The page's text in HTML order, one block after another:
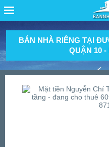
BÁN NHÀ RIÊNG TẠI
QUẬN 10 -